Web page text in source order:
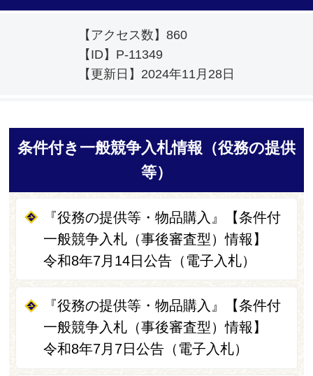
【アクセス数】 860
【ID】 P-11349
【更新日】 2024年11月28日
条件付き一般競争入札情報（役務の提供
等）
『役務の提供等・物品購入』【条件付
一般競争入札（事後審査型）情報】
令和8年7月14日公告（電子入札）
『役務の提供等・物品購入』【条件付
一般競争入札（事後審査型）情報】
令和8年7月7日公告（電子入札）